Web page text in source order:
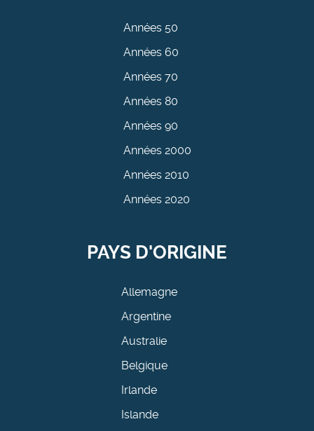
Années 50
Années 60
Années 70
Années 80
Années 90
Années 2000
Années 2010
Années 2020
PAYS D'ORIGINE
Allemagne
Argentine
Australie
Belgique
Irlande
Islande